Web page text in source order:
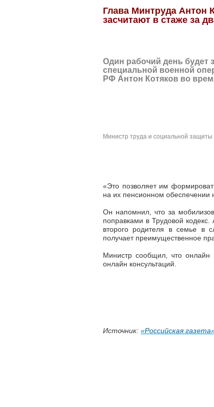
Глава Минтруда Антон
засчитают в стаже за
Один рабочий день будет
специальной военной
РФ Антон Котяков во
Министр труда и социальной
«Это позволяет им
на их пенсионном обеспечении
Он напомнил, что за
поправками в Трудовой
второго родителя в семье в
получает преимущественное
Министр сообщил, что
онлайн консультаций.
Источник: «Российская